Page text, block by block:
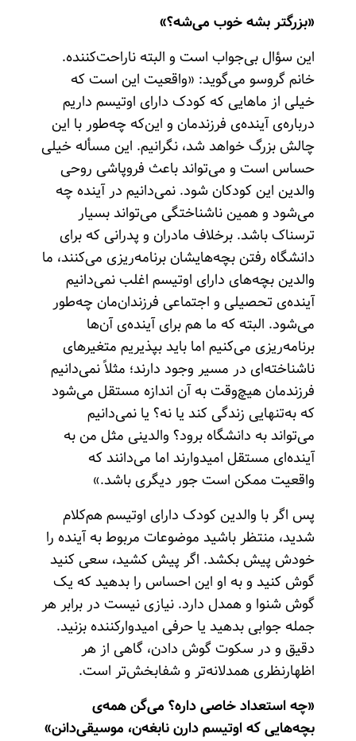
«بزرگتر بشه خوب می‌شه؟»
این سؤال بی‌جواب است و البته ناراحت‌کننده.
خانم گروسو می‌گوید: «واقعیت این است که
خیلی از ماهایی که کودک دارای اوتیسم داریم
درباره‌ی آینده‌ی فرزندمان و این‌که چه‌طور با این
چالش بزرگ خواهد شد، نگرانیم. این مسأله خیلی
حساس است و می‌تواند باعث فروپاشی روحی
والدین این کودکان شود. نمی‌دانیم در آینده چه
می‌شود و همین ناشناختگی می‌تواند بسیار
ترسناک باشد. برخلاف مادران و پدرانی که برای
دانشگاه رفتن بچه‌هایشان برنامه‌ریزی می‌کنند، ما
والدین بچه‌های دارای اوتیسم اغلب نمی‌دانیم
آینده‌ی تحصیلی و اجتماعی فرزندان‌مان چه‌طور
می‌شود. البته که ما هم برای آینده‌ی آن‌ها
برنامه‌ریزی می‌کنیم اما باید بپذیریم متغیرهای
ناشناخته‌ای در مسیر وجود دارند؛ مثلاً نمی‌دانیم
فرزندمان هیچ‌وقت به آن‌ اندازه مستقل می‌شود
که به‌تنهایی زندگی کند یا نه؟ یا نمی‌دانیم
می‌تواند به دانشگاه برود؟ والدینی مثل من به
آینده‌ای مستقل امیدوارند اما می‌دانند که
واقعیت ممکن است جور دیگری باشد.»
پس اگر با والدین کودک دارای اوتیسم هم‌کلام
شدید، منتظر باشید موضوعات مربوط به آینده را
خودش پیش بکشد. اگر پیش کشید، سعی کنید
گوش کنید و به او این احساس را بدهید که یک
گوش شنوا و همدل دارد. نیازی نیست در برابر هر
جمله جوابی بدهید یا حرفی امیدوارکننده بزنید.
دقیق و در سکوت گوش دادن، گاهی از هر
اظهارنظری همدلانه‌تر و شفابخش‌تر است.
«چه استعداد خاصی داره؟ می‌گن همه‌ی
بچه‌هایی که اوتیسم دارن نابغه‌ن، موسیقی‌دانن»